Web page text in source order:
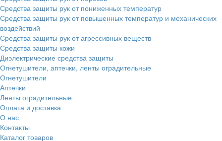
Средства защиты рук от пониженных температур
Средства защиты рук от повышенных температур и механических
воздействий
Средства защиты рук от агрессивных веществ
Средства защиты кожи
Диэлектрические средства защиты
Огнетушители, аптечки, ленты оградительные
Огнетушители
Аптечки
Ленты оградительные
Оплата и доставка
О нас
Контакты
Каталог товаров